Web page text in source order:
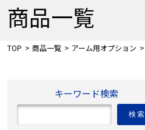
商品一覧
TOP 商品一覧 アーム用オプション
キーワード検索
検索